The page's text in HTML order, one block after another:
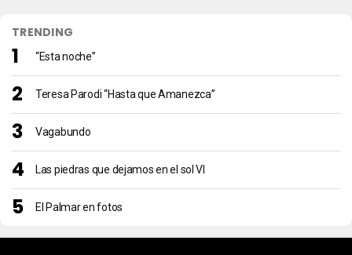
TRENDING
“Esta noche”
Teresa Parodi “Hasta que Amanezca”
Vagabundo
Las piedras que dejamos en el sol VI
El Palmar en fotos